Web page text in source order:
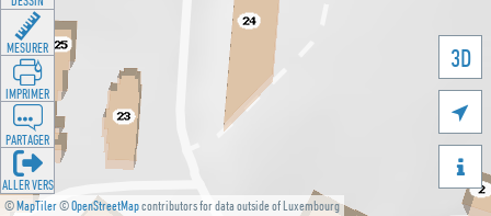
©MapTiler©OpenStreetMapcontributors for data outside of Luxembourg
3D


MESURER
IMPRIMER
PARTAGER
ALLER VERS